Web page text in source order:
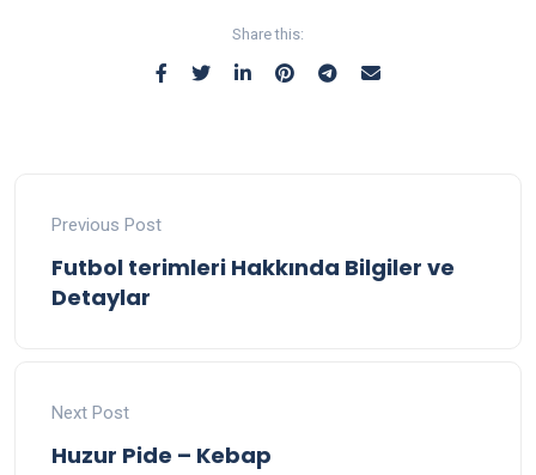
Share this:
Previous Post
Futbol terimleri Hakkında Bilgiler ve
Detaylar
Next Post
Huzur Pide – Kebap